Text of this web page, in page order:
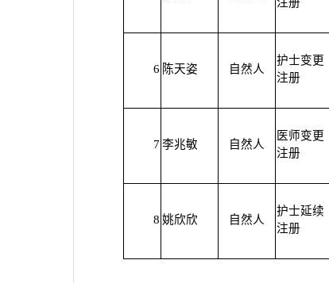
6 陈天姿 自然人
护士变更
注册
7 李兆敏 自然人
医师变更
注册
8 姚欣欣 自然人
护士延续
注册